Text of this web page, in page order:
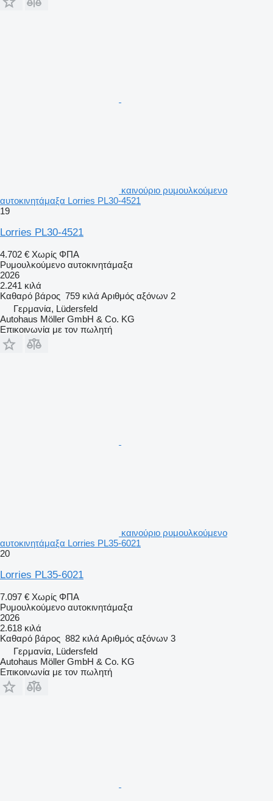
καινούριο ρυμουλκούμενο
αυτοκινητάμαξα Lorries PL30-4521
19
Lorries PL30-4521
4.702 € Χωρίς ΦΠΑ
Ρυμουλκούμενο αυτοκινητάμαξα
2026
2.241 κιλά
Καθαρό βάρος 759 κιλά Αριθμός αξόνων 2
Γερμανία, Lüdersfeld
Autohaus Möller GmbH & Co. KG
Επικοινωνία με τον πωλητή
καινούριο ρυμουλκούμενο
αυτοκινητάμαξα Lorries PL35-6021
20
Lorries PL35-6021
7.097 € Χωρίς ΦΠΑ
Ρυμουλκούμενο αυτοκινητάμαξα
2026
2.618 κιλά
Καθαρό βάρος 882 κιλά Αριθμός αξόνων 3
Γερμανία, Lüdersfeld
Autohaus Möller GmbH & Co. KG
Επικοινωνία με τον πωλητή